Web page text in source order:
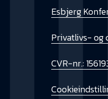
Esbjerg
Privatlivs- og
CVR-nr.: